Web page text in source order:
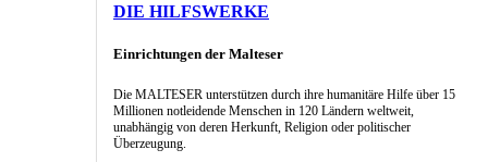
DIE HILFSWERKE
Einrichtungen der Malteser
Die MALTESER unterstützen durch ihre humanitäre Hilfe über 15
Millionen notleidende Menschen in 120 Ländern weltweit,
unabhängig von deren Herkunft, Religion oder politischer
Überzeugung.